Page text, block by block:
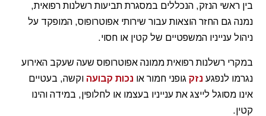
בין ראשי הנזק, הנכללים במסגרת תביעות רשלנות רפואית,
נמנה גם החזר הוצאות עבור שירותי אפוטרופוס, המופקד על
ניהול ענייניו המשפטיים של קטין או חסוי.
במקרי רשלנות רפואית ממונה אפוטרופוס שעה שעקב האירוע
נגרמו לנפגענזק גופני חמור אונכות קבועה וקשה, בעטיים
אינו מסוגל לייצג את ענייניו בעצמו או לחלופין, במידה והינו
קטין.